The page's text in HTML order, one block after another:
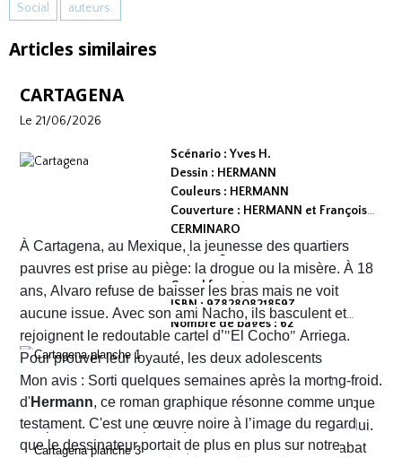
Social auteurs.
Articles similaires
CARTAGENA
Le 21/06/2026
Scénario : Yves H.
Dessin : HERMANN
Couleurs : HERMANN
Couverture : HERMANN et François
CERMINARO
Dépot légal : avril 2026
Editeur :
Grand format
ISBN : 9782808218597
Nombre de pages : 62
À Cartagena, au Mexique, la jeunesse des quartiers
pauvres est prise au piège: la drogue ou la misère. À 18
ans, Alvaro refuse de baisser les bras mais ne voit
aucune issue. Avec son ami Nacho, ils basculent et
rejoignent le redoutable cartel d’"El Cocho" Arriega.
Pour prouver leur loyauté, les deux adolescents
reçoivent l'ordre d'exécuter des prisonniers de sang-froid.
Alvaro hésite, tremble mais en proie à une peur panique
finit par obéir. Cela provoque aussitôt un déclic chez lui.
Dans un sursaut de survie, il retourne son arme et abat
Mon avis : Sorti quelques semaines après la mort
d'Hermann, ce roman graphique résonne comme un
testament. C'est une œuvre noire à l’image du regard
que le dessinateur portait de plus en plus sur notre